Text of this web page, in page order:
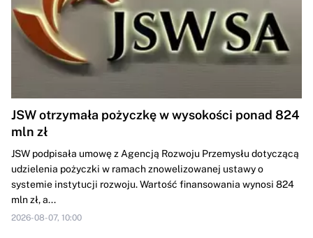
JSW otrzymała pożyczkę w wysokości ponad 824
mln zł
JSW podpisała umowę z Agencją Rozwoju Przemysłu dotyczącą
udzielenia pożyczki w ramach znowelizowanej ustawy o
systemie instytucji rozwoju. Wartość finansowania wynosi 824
mln zł, a...
2026-08-07, 10:00